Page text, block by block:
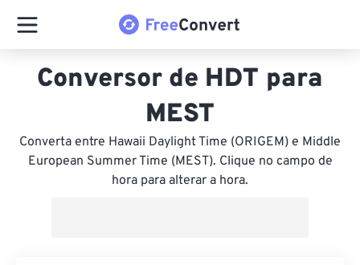
Conversor de HDT para
MEST
Converta entre Hawaii Daylight Time (ORIGEM) e Middle
European Summer Time (MEST). Clique no campo de
hora para alterar a hora.